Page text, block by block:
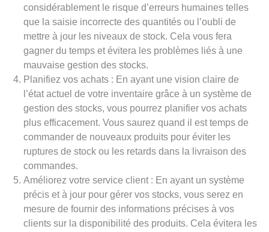
considérablement le risque d’erreurs humaines telles
que la saisie incorrecte des quantités ou l’oubli de
mettre à jour les niveaux de stock. Cela vous fera
gagner du temps et évitera les problèmes liés à une
mauvaise gestion des stocks.
Planifiez vos achats : En ayant une vision claire de
l’état actuel de votre inventaire grâce à un système de
gestion des stocks, vous pourrez planifier vos achats
plus efficacement. Vous saurez quand il est temps de
commander de nouveaux produits pour éviter les
ruptures de stock ou les retards dans la livraison des
commandes.
Améliorez votre service client : En ayant un système
précis et à jour pour gérer vos stocks, vous serez en
mesure de fournir des informations précises à vos
clients sur la disponibilité des produits. Cela évitera les